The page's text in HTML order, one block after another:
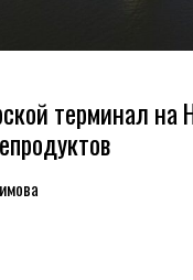
терминал на